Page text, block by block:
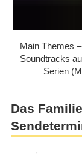
Main Themes
Soundtracks
Serien
Das